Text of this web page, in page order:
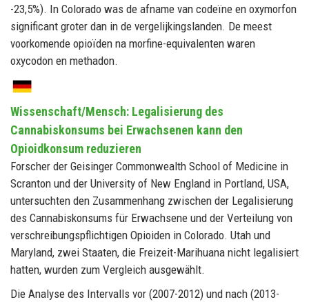
-23,5%). In Colorado was de afname van codeïne en oxymorfon
significant groter dan in de vergelijkingslanden. De meest
voorkomende opioïden na morfine-equivalenten waren
oxycodon en methadon.
Wissenschaft/Mensch: Legalisierung des
Cannabiskonsums bei Erwachsenen kann den
Opioidkonsum reduzieren
Forscher der Geisinger Commonwealth School of Medicine in
Scranton und der University of New England in Portland, USA,
untersuchten den Zusammenhang zwischen der Legalisierung
des Cannabiskonsums für Erwachsene und der Verteilung von
verschreibungspflichtigen Opioiden in Colorado. Utah und
Maryland, zwei Staaten, die Freizeit-Marihuana nicht legalisiert
hatten, wurden zum Vergleich ausgewählt.
Die Analyse des Intervalls vor (2007-2012) und nach (2013-